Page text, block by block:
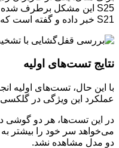
S21 خبر داده و گفته است که این ویژگی تقریباً در ۹۰ درصد مواقع به درستی عمل می‌کند.
نتایج تست‌های اولیه
عملکرد این ویژگی در گلکسی S24 اولترا ندارد.
دو مدل مشاهده نشد.